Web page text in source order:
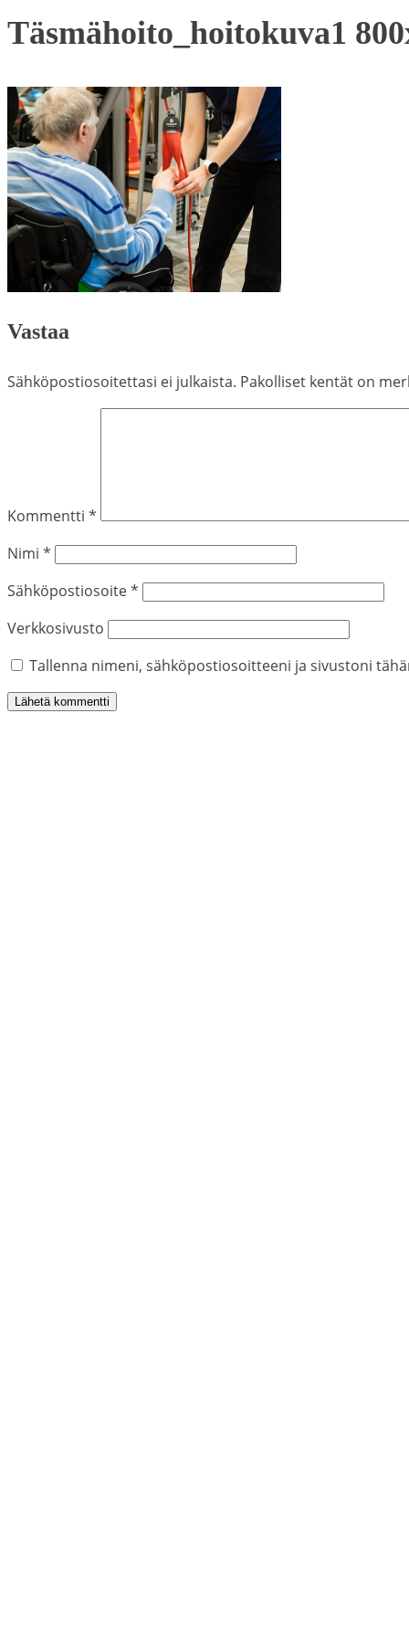
Täsmähoito_hoitokuva1
Vastaa
Sähköpostiosoitettasi ei julkaista. Pakolliset kentät on
Kommentti *
Nimi *
Sähköpostiosoite*
Verkkosivusto
Tallenna nimeni, sähköpostiosoitteeni ja sivustoni